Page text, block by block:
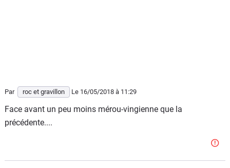
Par roc et gravillon Le 16/05/2018 à 11:29
Face avant un peu moins mérou-vingienne que la
précédente....